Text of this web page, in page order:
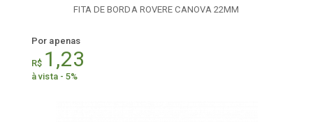
FITA DE BORDA ROVERE CANOVA 22MM
Por apenas
R$ 1,23
à vista - 5%